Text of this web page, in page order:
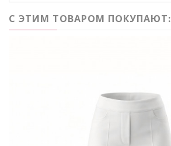
С ЭТИМ ТОВАРОМ ПОКУПАЮТ: